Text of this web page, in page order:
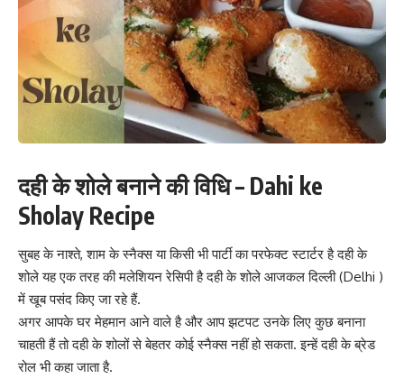
दही के शोले बनाने की विधि – Dahi ke
Sholay Recipe
सुबह के नाश्ते, शाम के स्नैक्स या किसी भी पार्टी का परफेक्ट स्टार्टर है दही के
शोले यह एक तरह की मलेशियन रेसिपी हैदहीके शोले आजकल दिल्ली (Delhi )
में खूब पसंद किए जा रहे हैं.
अगर आपके घर मेहमान आने वाले है और आप झटपट उनके लिए कुछ बनाना
चाहती हैं तो दही के शोलों से बेहतर कोई स्नैक्स नहीं हो सकता. इन्हें दही के ब्रेड
रोल भी कहा जाता है.